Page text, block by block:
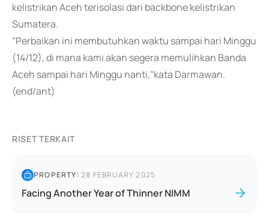
kelistrikan Aceh terisolasi dari backbone kelistrikan
Sumatera.
"Perbaikan ini membutuhkan waktu sampai hari Minggu
(14/12), di mana kami akan segera memulihkan Banda
Aceh sampai hari Minggu nanti,"kata Darmawan.
(end/ant)
RISET TERKAIT
PROPERTY|28 FEBRUARY 2025
Facing Another Year of Thinner NIMM